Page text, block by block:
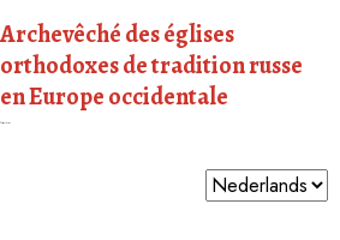
Archevêché des églises
orthodoxes de tradition russe
en Europe occidentale